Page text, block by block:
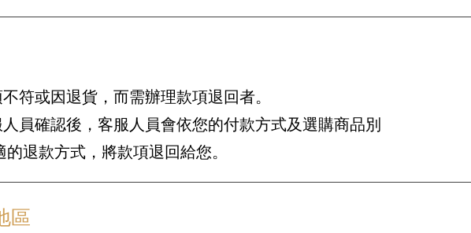
符或因退貨，而需辦理款項退回者。
員確認後，客服人員會依您的付款方式及選購商品別
退款方式，將款項退回給您。
區